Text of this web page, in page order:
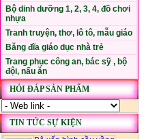
Bộ dinh dưỡng 1, 2, 3, 4, đồ chơi
nhựa
Tranh truyện, thơ, lô tô, mẫu giáo
Băng đĩa giáo dục nhà trẻ
Trang phục công an, bác sỹ , bộ
đội, nấu ăn
HỎI ĐÁP SẢN PHẨM
TIN TỨC SỰ KIỆN